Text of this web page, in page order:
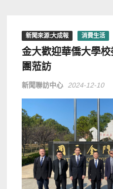
新聞來源:大成報 消費生活
金大歡迎華僑大學
團蒞訪
新聞聯訪中心 2024-12-10